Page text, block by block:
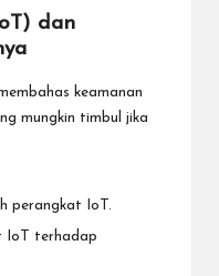
dan
keamanan
mungkin timbul jika
perangkat IoT.
IoT terhadap